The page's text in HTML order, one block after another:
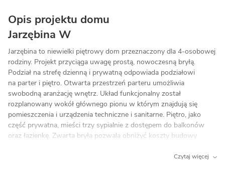
Opis projektu domu
Jarzębina W
Jarzębina to niewielki piętrowy dom przeznaczony dla 4-osobowej
rodziny. Projekt przyciąga uwagę prostą, nowoczesną bryłą.
Podział na strefę dzienną i prywatną odpowiada podziałowi
na parter i piętro. Otwarta przestrzeń parteru umożliwia
swobodną aranżację wnętrz. Układ funkcjonalny został
rozplanowany wokół głównego pionu w którym znajdują się
pomieszczenia i urządzenia techniczne i sanitarne. Piętro, jako
część prywatna, mieści trzy sypialnie z dostępem do balkonów
oraz łazienkę. Zwarta bryła pozwala obniżyć koszty budowy
Czytaj więcej